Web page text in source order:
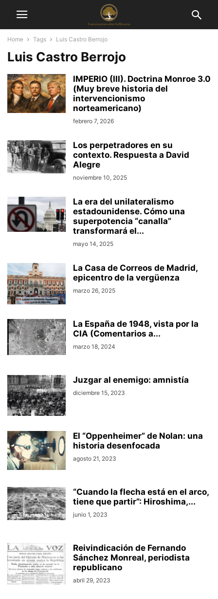
Home Tags Luis Castro Berrojo
Luis Castro Berrojo
IMPERIO (III). Doctrina Monroe 3.0
(Muy breve historia del
intervencionismo
norteamericano)
febrero 7, 2026
Los perpetradores en su
contexto. Respuesta a David
Alegre
noviembre 10, 2025
La era del unilateralismo
estadounidense. Cómo una
superpotencia “canalla”
transformará el...
mayo 14, 2025
La Casa de Correos de Madrid,
epicentro de la vergüenza
marzo 26, 2025
La España de 1948, vista por la
CIA (Comentarios a...
marzo 18, 2024
Juzgar al enemigo: amnistía
diciembre 15, 2023
El “Oppenheimer” de Nolan: una
historia desenfocada
agosto 21, 2023
“Cuando la flecha está en el arco,
tiene que partir”: Hiroshima,...
junio 1, 2023
Reivindicación de Fernando
Sánchez Monreal, periodista
republicano
abril 29, 2023